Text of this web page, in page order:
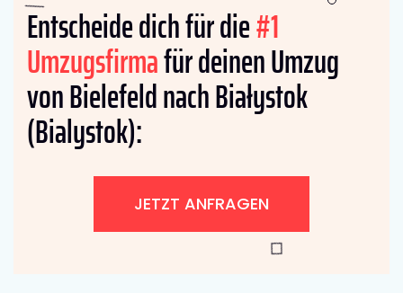
Entscheide dich für die#1
Umzugsfirmafür deinen Umzug
von Bielefeld nach Białystok
(Bialystok):
JETZT ANFRAGEN